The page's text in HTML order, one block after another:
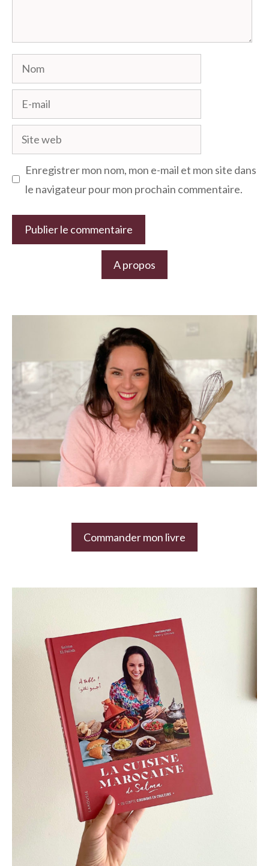
Nom
mail
Site
web
Enregistrer mon nom, mon e-mail et mon site dans
le navigateur pour mon prochain commentaire.
A propos
Commander mon livre